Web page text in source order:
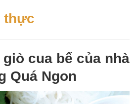
thực
giò cua bể của nhà
Quá Ngon